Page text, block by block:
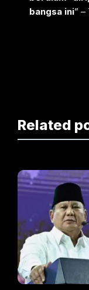
bangsa ini” –
Related